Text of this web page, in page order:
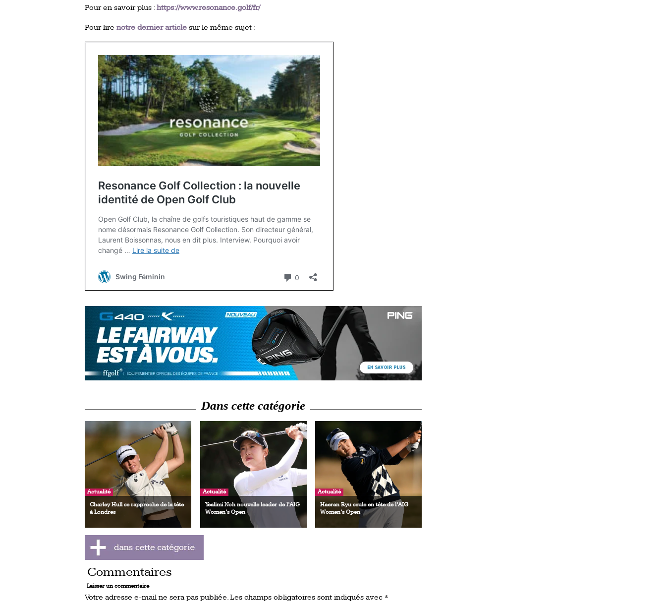
Pour en savoir plus :https://www.resonance.golf/fr/
Pour lire notre dernier article sur le même sujet :
Dans cette catégorie
Actualité
Charley Hull se rapproche de la tête
à Londres
Actualité
Yealimi Noh nouvelle leader de l’AIG
Women’s Open
Actualité
Haeran Ryu seule en tête de l’AIG
Women’s Open
Commentaires
Laisser un commentaire
Votre adresse e-mail ne sera pas publiée.Les champs obligatoires sont indiqués avec *